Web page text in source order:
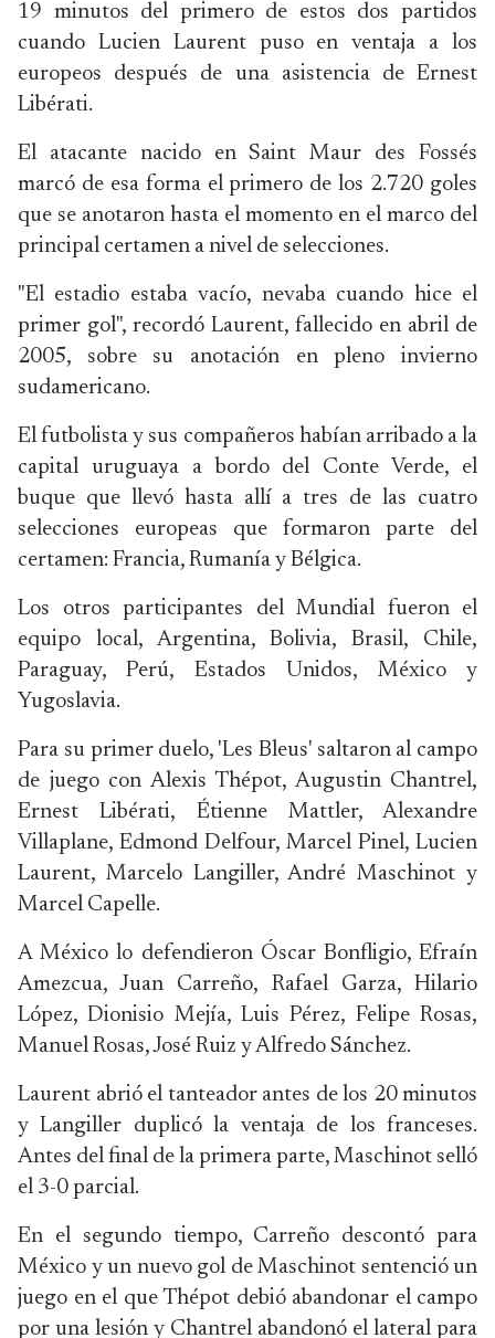
19 minutos del primero de estos dos partidos
cuando Lucien Laurent puso en ventaja a los
europeos después de una asistencia de Ernest
Libérati.
El atacante nacido en Saint Maur des Fossés
marcó de esa forma el primero de los 2.720 goles
que se anotaron hasta el momento en el marco del
principal certamen a nivel de selecciones.
"El estadio estaba vacío, nevaba cuando hice el
primer gol", recordó Laurent, fallecido en abril de
2005, sobre su anotación en pleno invierno
sudamericano.
El futbolista y sus compañeros habían arribado a la
capital uruguaya a bordo del Conte Verde, el
buque que llevó hasta allí a tres de las cuatro
selecciones europeas que formaron parte del
certamen: Francia, Rumanía y Bélgica.
Los otros participantes del Mundial fueron el
equipo local, Argentina, Bolivia, Brasil, Chile,
Paraguay, Perú, Estados Unidos, México y
Yugoslavia.
Para su primer duelo, 'Les Bleus' saltaron al campo
de juego con Alexis Thépot, Augustin Chantrel,
Ernest Libérati, Étienne Mattler, Alexandre
Villaplane, Edmond Delfour, Marcel Pinel, Lucien
Laurent, Marcelo Langiller, André Maschinot y
Marcel Capelle.
A México lo defendieron Óscar Bonfligio, Efraín
Amezcua, Juan Carreño, Rafael Garza, Hilario
López, Dionisio Mejía, Luis Pérez, Felipe Rosas,
Manuel Rosas, José Ruiz y Alfredo Sánchez.
Laurent abrió el tanteador antes de los 20 minutos
y Langiller duplicó la ventaja de los franceses.
Antes del final de la primera parte, Maschinot selló
el 3-0 parcial.
En el segundo tiempo, Carreño descontó para
México y un nuevo gol de Maschinot sentenció un
juego en el que Thépot debió abandonar el campo
por una lesión y Chantrel abandonó el lateral para